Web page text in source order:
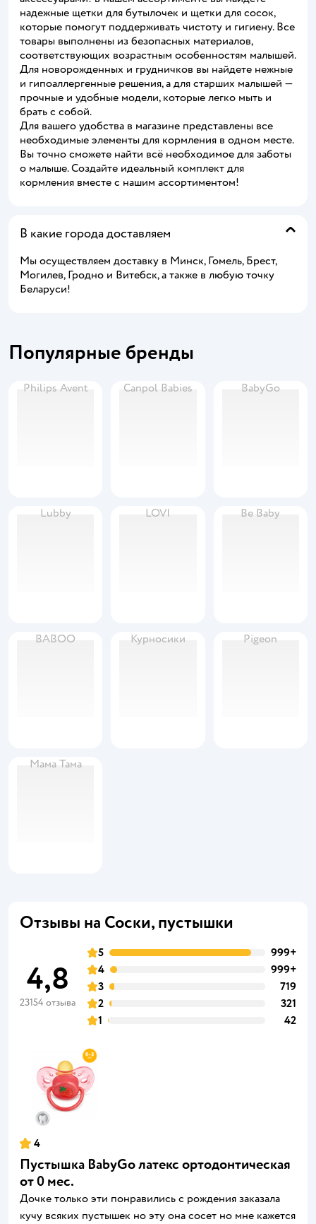
надежные щетки для бутылочек и щетки для сосок,
которые помогут поддерживать чистоту и гигиену. Все
товары выполнены из безопасных материалов,
соответствующих возрастным особенностям малышей.
Для новорожденных и грудничков вы найдете нежные
и гипоаллергенные решения, а для старших малышей —
прочные и удобные модели, которые легко мыть и
брать с собой.
Для вашего удобства в магазине представлены все
необходимые элементы для кормления в одном месте.
Вы точно сможете найти всё необходимое для заботы
о малыше. Создайте идеальный комплект для
кормления вместе с нашим ассортиментом!
В какие города доставляем
Мы осуществляем доставку в Минск, Гомель, Брест,
Могилев, Гродно и Витебск, а также в любую точку
Беларуси!
Популярные бренды
Philips Avent Canpol Babies BabyGo
Lubby LOVI Be Baby
BABOO Курносики Pigeon
Мама Тама
Отзывы на Соски, пустышки
4,8
23154 отзыва
5
999+
4
999+
3
719
2
321
1
42
4
Пустышка BabyGo латекс ортодонтическая
от 0 мес.
Дочке только эти понравились с рождения заказала
кучу всяких пустышек но эту она сосет но мне кажется